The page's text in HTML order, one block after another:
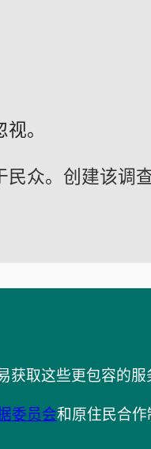
。
众。创建该调
取这些更包容的服
委员会和原住民合